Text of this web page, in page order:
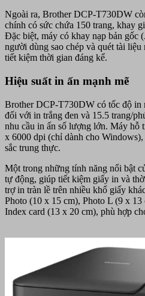
Ngoài ra, Brother DCP-T730DW
chính có sức chứa 150 trang, khay
Đặc biệt, máy có khay nạp bản gốc
người dùng sao chép và quét tài
tiết kiệm thời gian đáng kể.
Hiệu suất in ấn mạnh mẽ
Brother DCP-T730DW có tốc độ in
đối với in trắng đen và 15.5 trang/
nhu cầu in ấn số lượng lớn. Máy hỗ
x 6000 dpi (chỉ dành cho Windows),
sắc trung thực.
Một trong những tính năng nổi bật
tự động, giúp tiết kiệm giấy in và
trợ in tràn lề trên nhiều khổ giấy
Photo (10 x 15 cm), Photo L (9 x
Index card (13 x 20 cm), phù hợp